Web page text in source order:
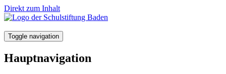
Direkt zum Inhalt
Toggle navigation
Hauptnavigation